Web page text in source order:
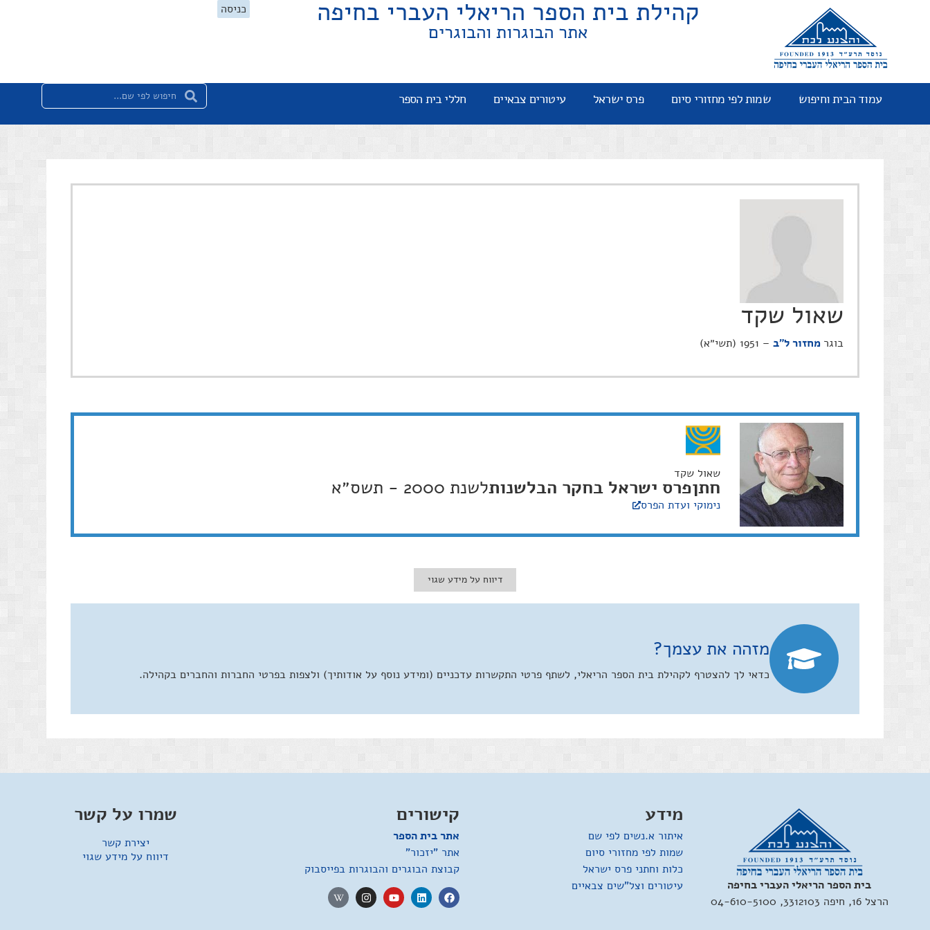
קהילת בית הספר הריאלי העברי בחיפה
אתר הבוגרות והבוגרים
כניסה
עמוד הבית וחיפוש שמות לפי מחזורי סיום פרס ישראל עיטורים צבאיים חללי בית הספר
שאול שקד
בוגר מחזור ל"ב – 1951 (תשי״א)
שאול שקד
חתןפרס ישראל בחקר הבלשנותלשנת 2000 - תשס״א
נימוקי ועדת הפרס
דיווח על מידע שגוי
מזהה את עצמך?
כדאי לך להצטרף לקהילת בית הספר הריאלי, לשתף פרטי התקשרות עדכניים (ומידע נוסף על אודותיך) ולצפות בפרטי החברות והחברים בקהילה.
בית הספר הריאלי העברי בחיפה
הרצל 16, חיפה 3312103, 04-610-5100
מידע
איתור א.נשים לפי שם
שמות לפי מחזורי סיום
כלות וחתני פרס ישראל
עיטורים וצל"שים צבאיים
קישורים
אתר בית הספר
אתר "יזכור"
קבוצת הבוגרים והבוגרות בפייסבוק
שמרו על קשר
יצירת קשר
דיווח על מידע שגוי